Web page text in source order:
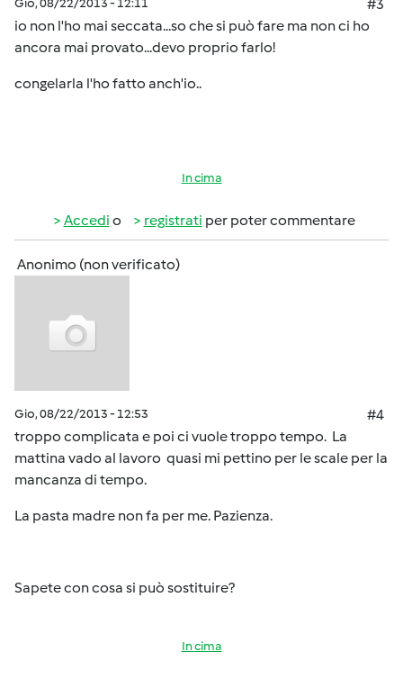
Gio, 08/22/2013 - 12:11
#3
io non l'ho mai seccata...so che si può fare ma non ci ho
ancora mai provato...devo proprio farlo!
congelarla l'ho fatto anch'io..
In cima
Accedi o registrati per poter commentare
Anonimo (non verificato)
Gio, 08/22/2013 - 12:53
#4
troppo complicata e poi ci vuole troppo tempo. La
mattina vado al lavoro quasi mi pettino per le scale per la
mancanza di tempo.
La pasta madre non fa per me. Pazienza.
Sapete con cosa si può sostituire?
In cima